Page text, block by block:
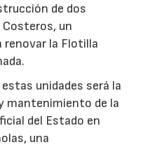
de dos
un
renovar la Flotilla
unidades será la
mantenimiento de la
del Estado en
una